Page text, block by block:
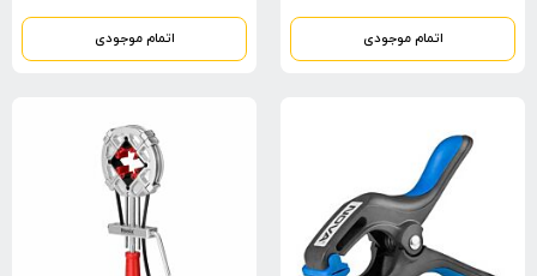
اتمام موجودی اتمام موجودی